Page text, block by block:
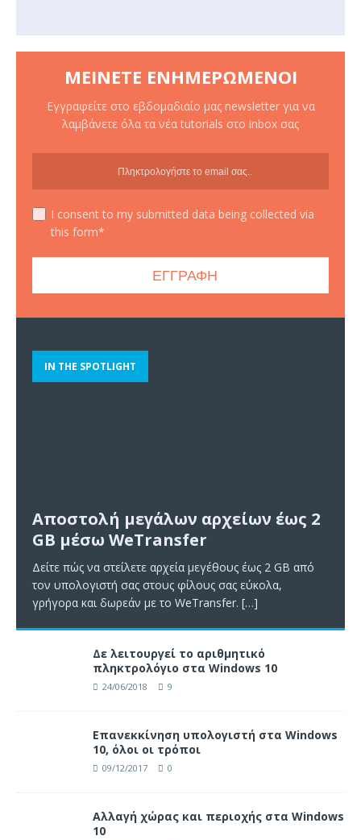
ΜΕΊΝΕΤΕ ΕΝΗΜΕΡΩΜΈΝΟΙ
Εγγραφείτε στο εβδομαδιαίο μας newsletter για να
λαμβάνετε όλα τα νέα tutorials στο inbox σας
I consent to my submitted data being collected via
this form*
IN THE SPOTLIGHT
Αποστολή μεγάλων αρχείων έως 2
GB μέσω WeTransfer
Δείτε πώς να στείλετε αρχεία μεγέθους έως 2 GB από
τον υπολογιστή σας στους φίλους σας εύκολα,
γρήγορα και δωρεάν με το WeTransfer. […]
Δε λειτουργεί το αριθμητικό
πληκτρολόγιο στα Windows 10
24/06/2018 9
Επανεκκίνηση υπολογιστή στα Windows
10, όλοι οι τρόποι
09/12/2017 0
Αλλαγή χώρας και περιοχής στα Windows
10